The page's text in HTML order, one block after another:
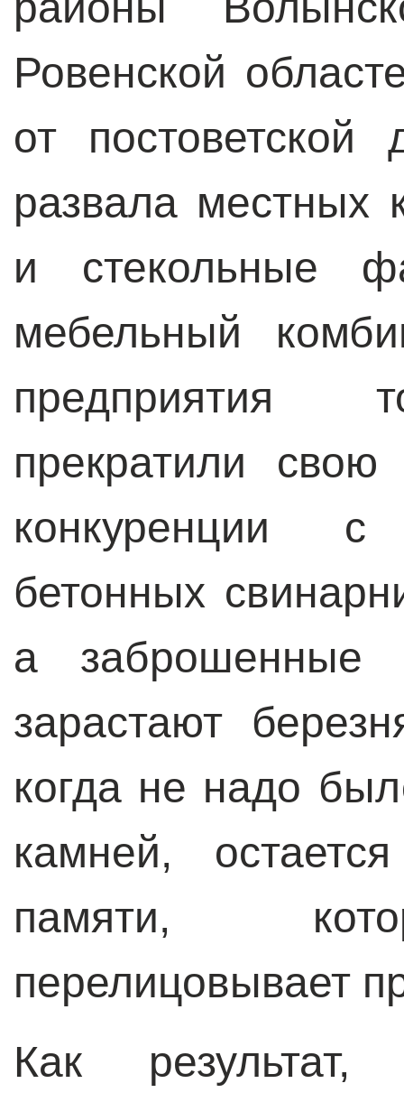
Ровенской
от постоветской
развала местных
и стекольные
мебельный
предприятия
прекратили
конкуренции
бетонных
а
зарастают
когда не надо
камней,
памяти,
перелицовывает
Как результат,